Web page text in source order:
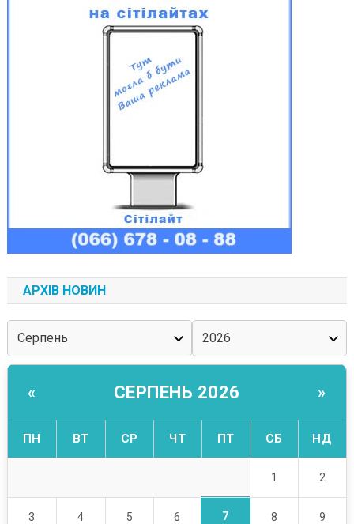
АРХІВ НОВИН
« СЕРПЕНЬ 2026 »
ПН ВТ СР ЧТ ПТ СБ НД
1 2
3 4 5 6 7 8 9